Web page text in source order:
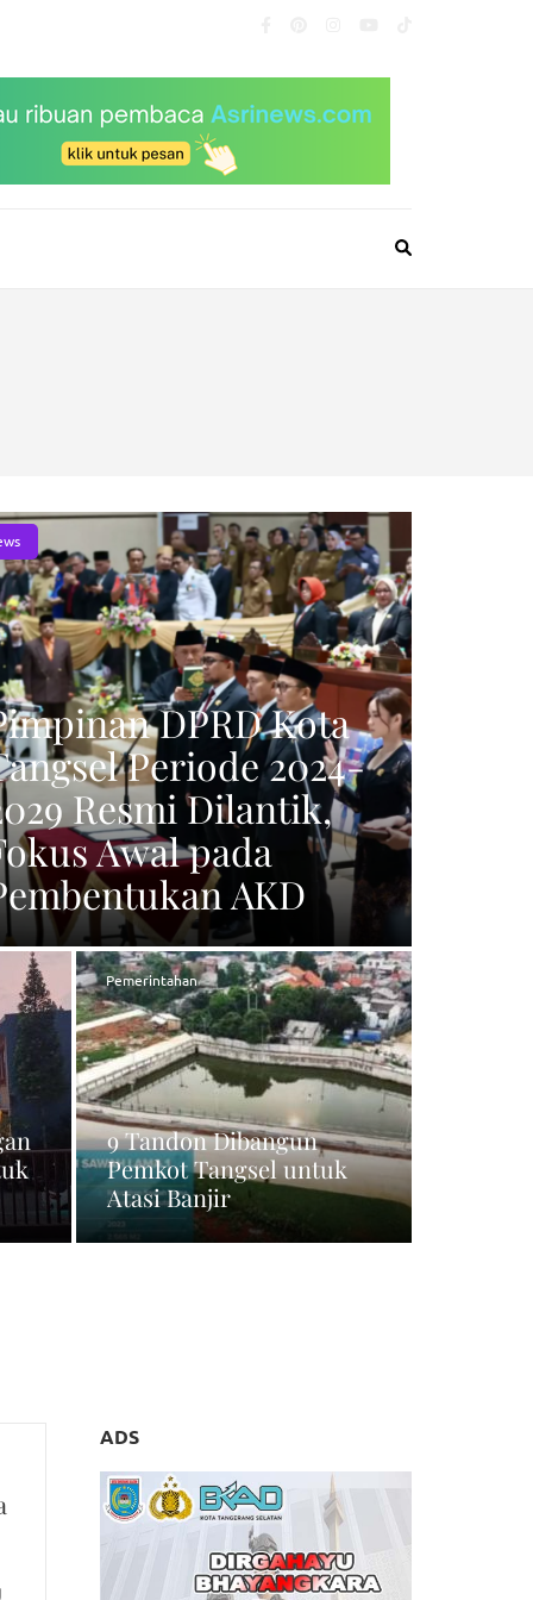
DPRD Kota
Periode 2024-
Resmi Dilantik,
Awal pada
AKD
Pemerintahan
9 Tandon Dibangun
Pemkot Tangsel untuk
Atasi Banjir
ADS